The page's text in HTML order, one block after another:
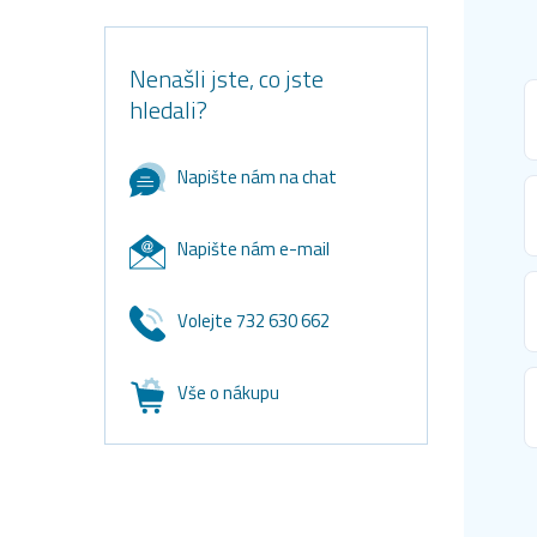
Nenašli jste, co jste
hledali?
Napište nám na chat
Napište nám e-mail
Volejte 732 630 662
Vše o nákupu